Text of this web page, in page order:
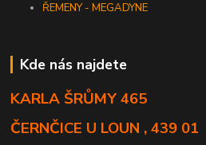
ŘEMENY - MEGADYNE
Kde nás najdete
KARLA ŠRŮMY 465
ČERNČICE U LOUN , 439 01